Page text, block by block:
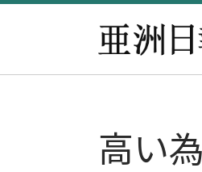
高い